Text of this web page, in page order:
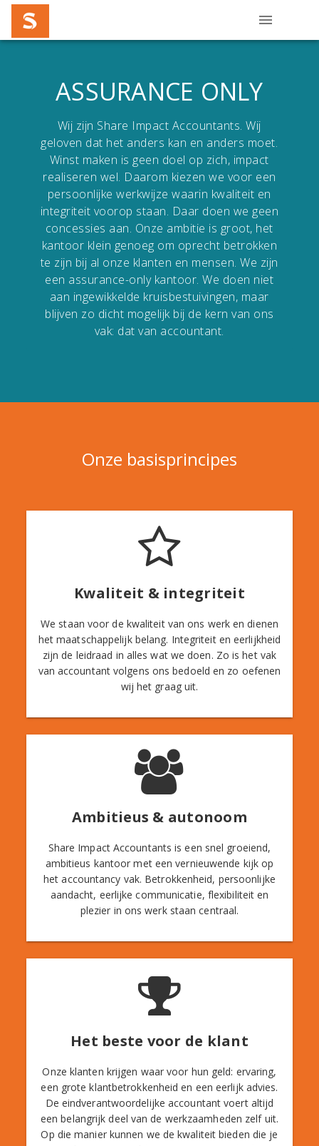
ASSURANCE ONLY
Wij zijn Share Impact Accountants. Wij
geloven dat het anders kan en anders moet.
Winst maken is geen doel op zich, impact
realiseren wel. Daarom kiezen we voor een
persoonlijke werkwijze waarin kwaliteit en
integriteit voorop staan. Daar doen we geen
concessies aan. Onze ambitie is groot, het
kantoor klein genoeg om oprecht betrokken
te zijn bij al onze klanten en mensen. We zijn
een assurance-only kantoor. We doen niet
aan ingewikkelde kruisbestuivingen, maar
blijven zo dicht mogelijk bij de kern van ons
vak: dat van accountant.
Onze basisprincipes
Kwaliteit & integriteit
We staan voor de kwaliteit van ons werk en dienen
het maatschappelijk belang. Integriteit en eerlijkheid
zijn de leidraad in alles wat we doen. Zo is het vak
van accountant volgens ons bedoeld en zo oefenen
wij het graag uit.
Ambitieus & autonoom
Share Impact Accountants is een snel groeiend,
ambitieus kantoor met een vernieuwende kijk op
het accountancy vak. Betrokkenheid, persoonlijke
aandacht, eerlijke communicatie, flexibiliteit en
plezier in ons werk staan centraal.
Het beste voor de klant
Onze klanten krijgen waar voor hun geld: ervaring,
een grote klantbetrokkenheid en een eerlijk advies.
De eindverantwoordelijke accountant voert altijd
een belangrijk deel van de werkzaamheden zelf uit.
Op die manier kunnen we de kwaliteit bieden die je